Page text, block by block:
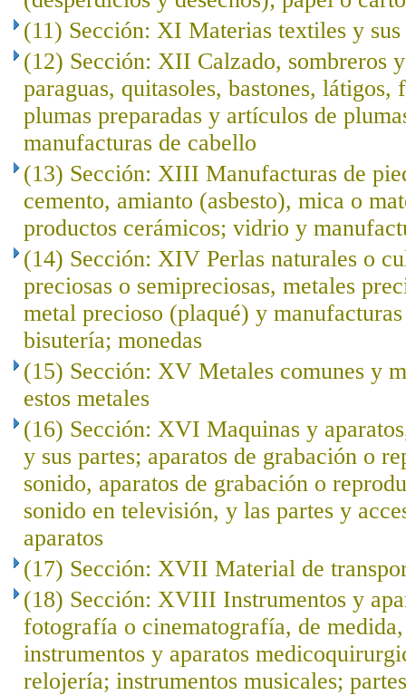
(11) Sección: XI Materias textiles y sus
(12) Sección: XII Calzado, sombreros
paraguas, quitasoles, bastones, látigos,
plumas preparadas y artículos de
manufacturas de cabello
(13) Sección: XIII Manufacturas de
cemento, amianto (asbesto), mica o
productos cerámicos; vidrio y
(14) Sección: XIV Perlas naturales o
preciosas o semipreciosas, metales
metal precioso (plaqué) y
bisutería; monedas
(15) Sección: XV Metales comunes y
estos metales
(16) Sección: XVI Maquinas y
y sus partes; aparatos de grabación o
sonido, aparatos de grabación o
sonido en televisión, y las partes y
aparatos
(17) Sección: XVII Material de
(18) Sección: XVIII Instrumentos y
fotografía o cinematografía, de
instrumentos y aparatos
relojería; instrumentos musicales;